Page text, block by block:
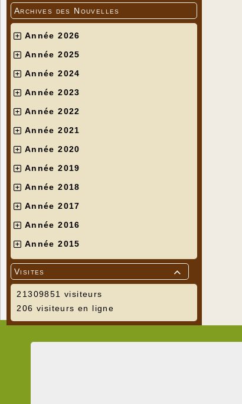
Archives des Nouvelles
Année 2026
Année 2025
Année 2024
Année 2023
Année 2022
Année 2021
Année 2020
Année 2019
Année 2018
Année 2017
Année 2016
Année 2015

Visites
21309851 visiteurs
206 visiteurs en ligne